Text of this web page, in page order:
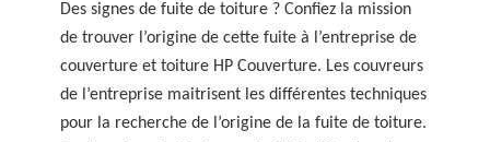
Des signes de fuite de toiture ? Confiez la mission
de trouver l’origine de cette fuite à l’entreprise de
couverture et toiture HP Couverture. Les couvreurs
de l’entreprise maitrisent les différentes techniques
pour la recherche de l’origine de la fuite de toiture.